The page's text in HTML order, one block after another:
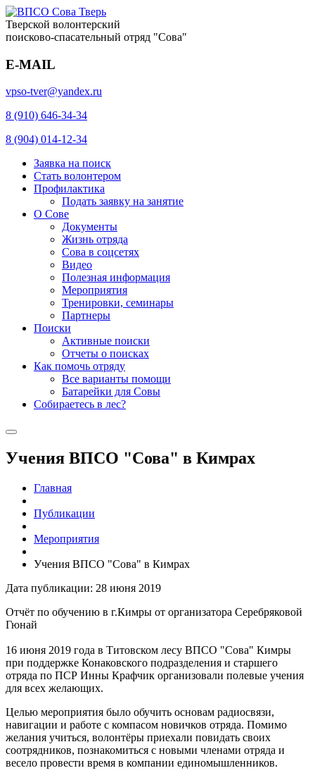
Тверской волонтерский
поисково-спасательный отряд "Сова"
E-MAIL
vpso-tver@yandex.ru
8 (910) 646-34-34
8 (904) 014-12-34
Заявка на поиск
Стать волонтером
Профилактика
Подать заявку на занятие
О Сове
Документы
Жизнь отряда
Сова в соцсетях
Видео
Полезная информация
Мероприятия
Тренировки, семинары
Партнеры
Поиски
Активные поиски
Отчеты о поисках
Как помочь отряду
Все варианты помощи
Батарейки для Совы
Собираетесь в лес?
Учения ВПСО "Сова" в Кимрах
Главная
Публикации
Мероприятия
Учения ВПСО "Сова" в Кимрах
Дата публикации: 28 июня 2019
Отчёт по обучению в г.Кимры от организатора Серебряковой
Гюнай
16 июня 2019 года в Титовском лесу ВПСО "Сова" Кимры
при поддержке Конаковского подразделения и старшего
отряда по ПСР Инны Крафчик организовали полевые учения
для всех желающих.
Целью мероприятия было обучить основам радиосвязи,
навигации и работе с компасом новичков отряда. Помимо
желания учиться, волонтёры приехали повидать своих
соотрядников, познакомиться с новыми членами отряда и
весело провести время в компании единомышленников.